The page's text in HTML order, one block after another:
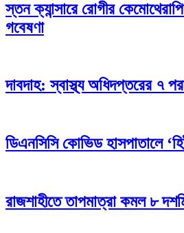
স্তন ক্যান্সারে রোগীর
গবেষণা
দাবদাহ: স্বাস্থ্য অধিদপ্তরের ৭
ডিএনসিসি কোভিড হাসপাতালে
রাজশাহীতে তাপমাত্রা কমল ৮